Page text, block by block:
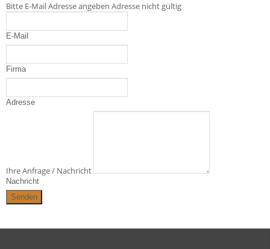
Bitte E-Mail Adresse angeben Adresse nicht gültig
E-Mail
Firma
Adresse
Ihre Anfrage / Nachricht
Nachricht